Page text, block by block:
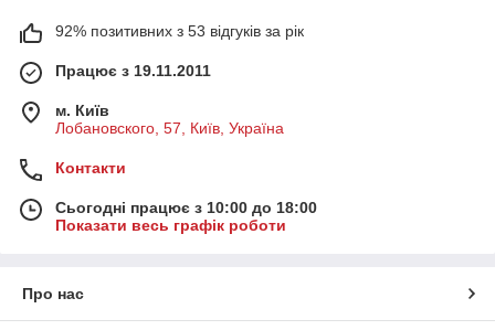
Основні ефекти від прийому Агматина:
призводить до генерації оксиду нітрогену та його
Таким чином, розвивається генералізована
вазодилатація, посилюється кровообіг внутрішніх
органів і знижується артеріальний тиск;
накачування м'язів кров'ю і поживними речовинами, що
веде до зростання м'язів;
Чинить седативну дію за рахунок дезактивації
92% позитивних з 53 відгуків за рік
Працює з 19.11.2011
м. Київ
Лобановского, 57, Київ, Україна
Контакти
Сьогодні працює з 10:00 до 18:00
Показати весь графік роботи
Про нас